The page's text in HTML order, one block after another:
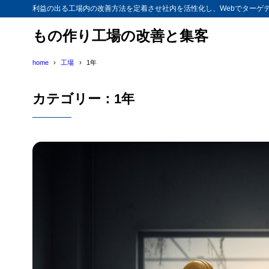
利益の出る工場内の改善方法を定着させ社内を活性化し、Webでターゲ
もの作り工場の改善と集客
home 工場 1年
カテゴリー：1年